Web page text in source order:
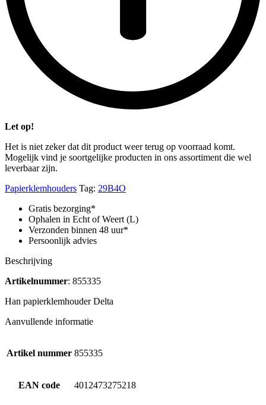
Let op!
Het is niet zeker dat dit product weer terug op voorraad komt.
Mogelijk vind je soortgelijke producten in ons assortiment die wel
leverbaar zijn.
Papierklemhouders Tag: 29B4O
Gratis bezorging*
Ophalen in Echt of Weert (L)
Verzonden binnen 48 uur*
Persoonlijk advies
Beschrijving
Artikelnummer: 855335
Han papierklemhouder Delta
Aanvullende informatie
Artikel nummer 855335
EAN code 4012473275218